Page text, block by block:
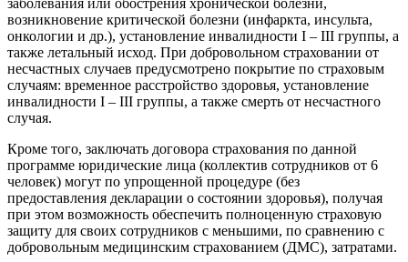
возникновение критической болезни (инфаркта, инсульта,
онкологии и др.), установление инвалидности І – ІІІ группы, а
также летальный исход. При добровольном страховании от
несчастных случаев предусмотрено покрытие по страховым
случаям: временное расстройство здоровья, установление
инвалидности І – ІІІ группы, а также смерть от несчастного
случая.
Кроме того, заключать договора страхования по данной
программе юридические лица (коллектив сотрудников от 6
человек) могут по упрощенной процедуре (без
предоставления декларации о состоянии здоровья), получая
при этом возможность обеспечить полноценную страховую
защиту для своих сотрудников с меньшими, по сравнению с
добровольным медицинским страхованием (ДМС), затратами.